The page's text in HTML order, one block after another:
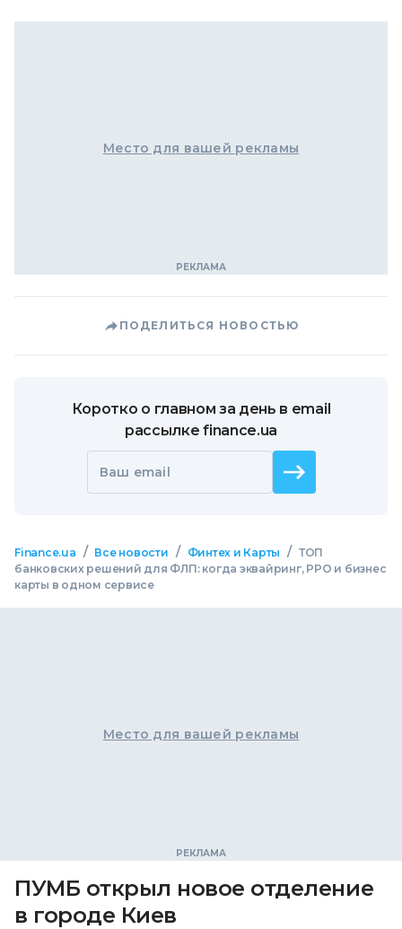
Место для вашей рекламы
ПОДЕЛИТЬСЯ НОВОСТЬЮ
Коротко о главном за день в email
рассылке finance.ua
Ваш email
Finance.ua / Все новости / Финтех и Карты / ТОП
банковских решений для ФЛП: когда эквайринг, РРО и бизнес
карты в одном сервисе
Место для вашей рекламы
ПУМБ открыл новое отделение
в городе Киев